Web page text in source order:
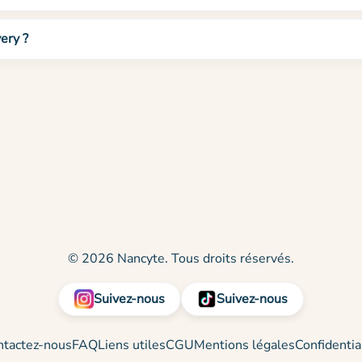
?
© 2026 Nancyte. Tous droits réservés.
Suivez-nous Suivez-nous
nousFAQLiens utilesCGUMentions légales